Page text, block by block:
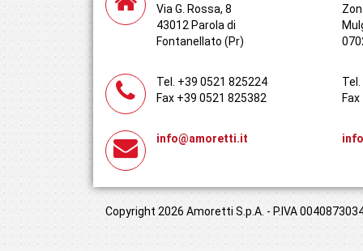
Via G. Rossa, 8
43012 Parola di
Fontanellato (Pr)
Tel. +39 0521 825224
Fax +39 0521 825382
info@amoretti.it
Copyright 2026 Amoretti S.p.A. - P.IVA